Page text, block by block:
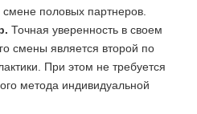
половых партнеров.
. Точная уверенность в своем
смены является второй по
При этом не требуется
метода индивидуальной